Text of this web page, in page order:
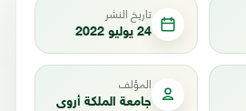
تاريخ النشر
24 يوليو 2022
المؤلف
جامعة الملكة أروى